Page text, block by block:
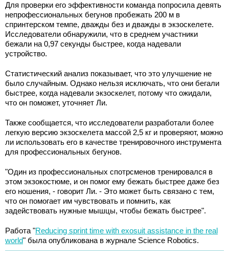
Для проверки его эффективности команда попросила девять
непрофессиональных бегунов пробежать 200 м в
спринтерском темпе, дважды без и дважды в экзоскелете.
Исследователи обнаружили, что в среднем участники
бежали на 0,97 секунды быстрее, когда надевали
устройство.
Статистический анализ показывает, что это улучшение не
было случайным. Однако нельзя исключать, что они бегали
быстрее, когда надевали экзоскелет, потому что ожидали,
что он поможет, уточняет Ли.
Также сообщается, что исследователи разработали более
легкую версию экзоскелета массой 2,5 кг и проверяют, можно
ли использовать его в качестве тренировочного инструмента
для профессиональных бегунов.
"Один из профессиональных спотрсменов тренировался в
этом экзокостюме, и он помог ему бежать быстрее даже без
его ношения, - говорит Ли. - Это может быть связано с тем,
что он помогает им чувствовать и помнить, как
задействовать нужные мышцы, чтобы бежать быстрее".
Работа "Reducing sprint time with exosuit assistance in the real
world" была опубликована в журнале Science Robotics.